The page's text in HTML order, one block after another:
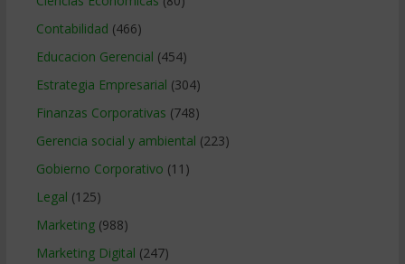
Contabilidad (466)
Educacion Gerencial (454)
Estrategia Empresarial (304)
Finanzas Corporativas (748)
Gerencia social y ambiental (223)
Gobierno Corporativo (11)
Legal (125)
Marketing(988)
Marketing Digital (247)